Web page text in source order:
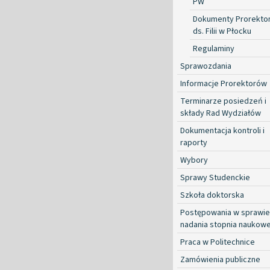
Dokumenty
ds. Filii w Płocku
Regulaminy
Sprawozdania
Informacje Prorektorów
Terminarze posiedzeń i
składy Rad Wydziałów
Dokumentacja kontroli i
raporty
Wybory
Sprawy Studenckie
Szkoła doktorska
Postępowania w sprawie
nadania stopnia
Praca w Politechnice
Zamówienia publiczne